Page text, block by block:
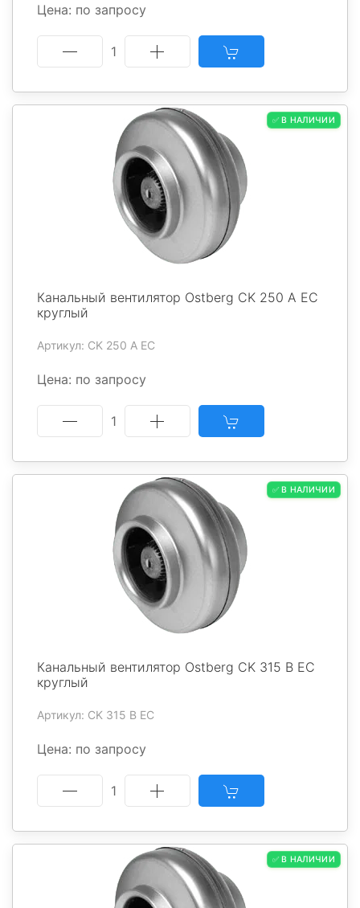
Цена: по запросу
1
✅ В НАЛИЧИИ
Канальный вентилятор Ostberg CK 250 A EC
круглый
Артикул: CK 250 A EC
Цена: по запросу
1
✅ В НАЛИЧИИ
Канальный вентилятор Ostberg CK 315 B EC
круглый
Артикул: CK 315 B EC
Цена: по запросу
1
✅ В НАЛИЧИИ